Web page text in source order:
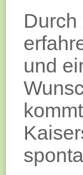
und